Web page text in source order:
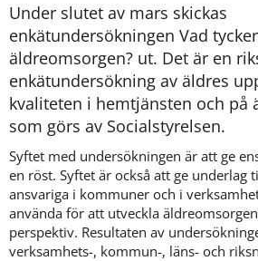
Under slutet av mars skickas
enkätundersökningen Vad
äldreomsorgen? ut. Det är en
enkätundersökning av äldres
kvaliteten i hemtjänsten och på
som görs av Socialstyrelsen.
Syftet med undersökningen är att ge
en röst. Syftet är också att ge underlag
ansvariga i kommuner och i
använda för att utveckla
perspektiv. Resultaten av
verksamhets-, kommun-, läns- och